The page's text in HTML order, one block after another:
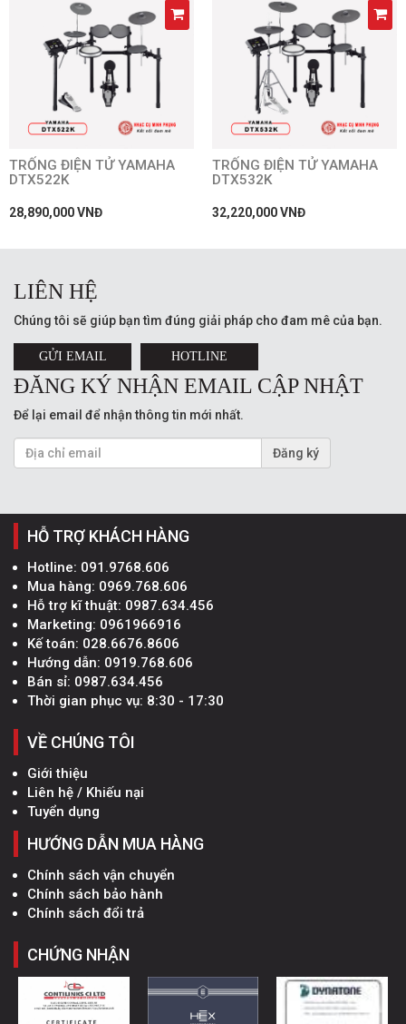
TRỐNG ĐIỆN TỬ YAMAHA
DTX522K
28,890,000 VNĐ
TRỐNG ĐIỆN TỬ YAMAHA
DTX532K
32,220,000 VNĐ
LIÊN HỆ
Chúng tôi sẽ giúp bạn tìm đúng giải pháp cho đam mê của bạn.
GỬI EMAIL HOTLINE
ĐĂNG KÝ NHẬN EMAIL CẬP NHẬT
Để lại email để nhận thông tin mới nhất.
Đăng ký
HỖ TRỢ KHÁCH HÀNG
Hotline: 091.9768.606
Mua hàng: 0969.768.606
Hỗ trợ kĩ thuật: 0987.634.456
Marketing: 0961966916
Kế toán: 028.6676.8606
Hướng dẫn: 0919.768.606
Bán sỉ: 0987.634.456
Thời gian phục vụ: 8:30 - 17:30
VỀ CHÚNG TÔI
Giới thiệu
Liên hệ / Khiếu nại
Tuyển dụng
HƯỚNG DẪN MUA HÀNG
Chính sách vận chuyển
Chính sách bảo hành
Chính sách đổi trả
CHỨNG NHẬN